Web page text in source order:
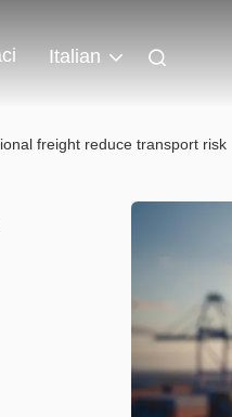
Italian
freight reduce transport risk